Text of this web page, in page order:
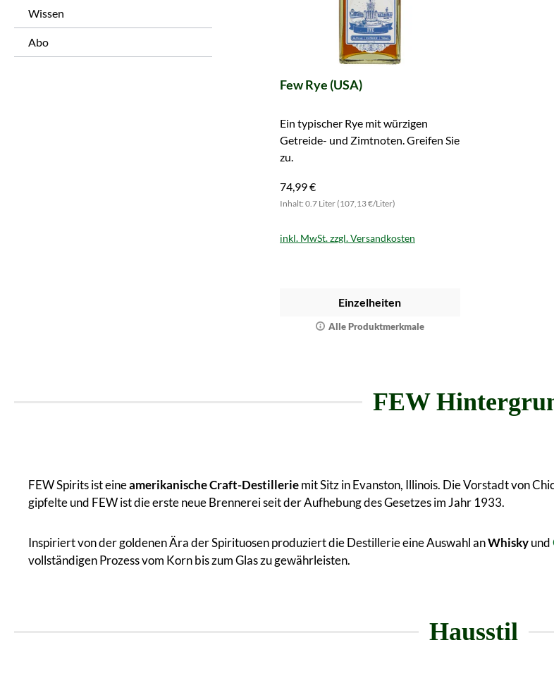
Wissen
Abo
Few Rye (USA)
Ein typischer Rye mit würzigen
Getreide- und Zimtnoten. Greifen Sie
zu.
74,99 €
Inhalt: 0.7 Liter (107,13 €/Liter)
inkl. MwSt. zzgl. Versandkosten
Einzelheiten
Alle Produktmerkmale
FEW
FEW Spirits ist eineamerikanische Craft-Destilleriemit Sitz in Evanston, Illinois. Die Vorstadt von
gipfelte und FEW ist die erste neue Brennerei seit der Aufhebung des Gesetzes im Jahr 1933.
Inspiriert von der goldenen Ära der Spirituosen produziert die Destillerie eine Auswahl anWhiskyund
vollständigen Prozess vom Korn bis zum Glas zu gewährleisten.
Hausstil